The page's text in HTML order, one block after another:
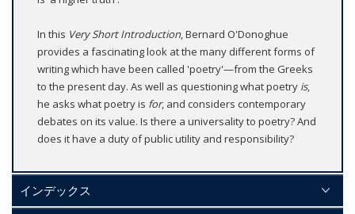
In this Very Short Introduction, Bernard O'Donoghue
provides a fascinating look at the many different forms of
writing which have been called 'poetry'—from the Greeks
to the present day. As well as questioning what poetry is,
he asks what poetry is for, and considers contemporary
debates on its value. Is there a universality to poetry? And
does it have a duty of public utility and responsibility?
インデックス